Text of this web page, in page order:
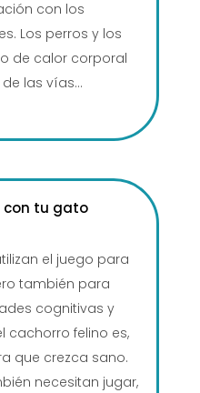
con los
Los perros y los
de calor corporal
las vías...
con tu gato
el juego para
también para
cognitivas y
cachorro felino es,
que crezca sano.
necesitan jugar,